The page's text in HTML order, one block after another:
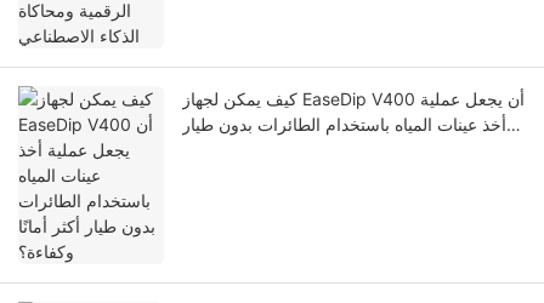
كيف يمكن لجهاز EaseDip V400 أن يجعل عملية
أخذ عينات المياه باستخدام الطائرات بدون طيار